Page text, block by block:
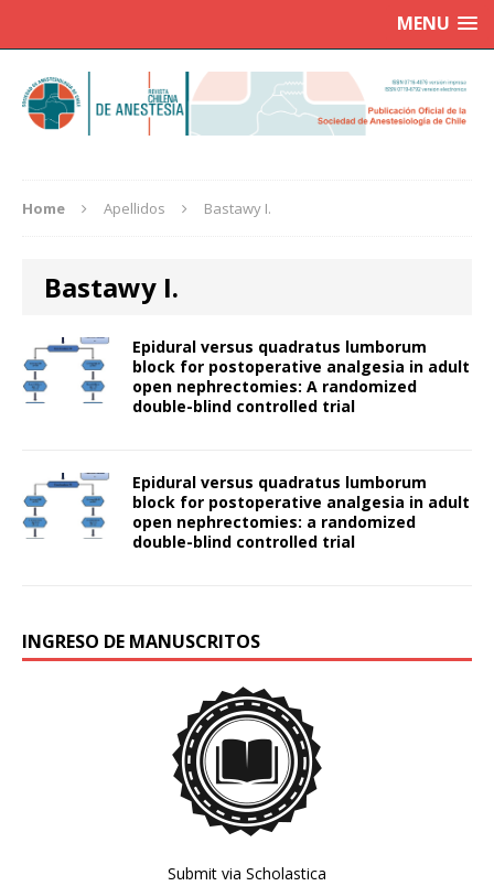
MENU
Home Apellidos Bastawy I.
Bastawy I.
Epidural versus quadratus lumborum
block for postoperative analgesia in adult
open nephrectomies: A randomized
double-blind controlled trial
Epidural versus quadratus lumborum
block for postoperative analgesia in adult
open nephrectomies: a randomized
double-blind controlled trial
INGRESO DE MANUSCRITOS
Submit via Scholastica